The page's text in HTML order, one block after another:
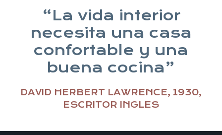
“La vida interior
necesita una casa
confortable y una
buena cocina”
DAVID HERBERT LAWRENCE, 1930,
ESCRITOR INGLES